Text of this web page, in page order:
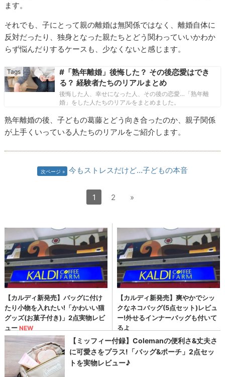
ます。
それでも、子にとって親の離婚は無関係ではなく、離婚自体に
反対だったり、独身となった親たちとどう関わっていいかわか
らず悩んだりするケースも、少なくないと感じます。
#「熟年離婚」後悔した？ その後恋愛はでき
る？ 経験者たちのリアルまとめ
後悔した人、幸せになった人、その後の恋愛…「熟年離
婚」をした人たちのリアルをまとめました。
熟年離婚の後、子どもの葛藤とどう向き合ったのか、親子関係
が上手くいっている人たちのリアルをご紹介します。
次ページ 今もストレスだけど…子どもの本音
1 2 »